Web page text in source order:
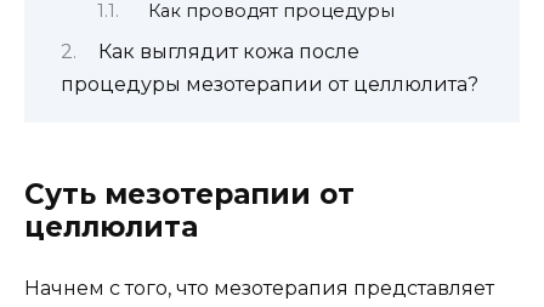
Как проводят процедуры
Как выглядит кожа после
процедуры мезотерапии от целлюлита?
Суть мезотерапии от
целлюлита
Начнем с того, что мезотерапия представляет